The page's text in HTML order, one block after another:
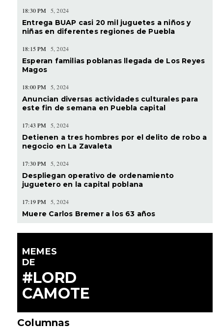
18:30 PM 5, 2024
Entrega BUAP casi 20 mil juguetes a niños y
niñas en diferentes regiones de Puebla
18:15 PM 5, 2024
Esperan familias poblanas llegada de Los Reyes
Magos
18:00 PM 5, 2024
Anuncian diversas actividades culturales para
este fin de semana en Puebla capital
17:43 PM 5, 2024
Detienen a tres hombres por el delito de robo a
negocio en La Zavaleta
17:30 PM 5, 2024
Despliegan operativo de ordenamiento
juguetero en la capital poblana
17:19 PM 5, 2024
Muere Carlos Bremer a los 63 años
MEMES
DE
#LORD
CAMOTE
Columnas